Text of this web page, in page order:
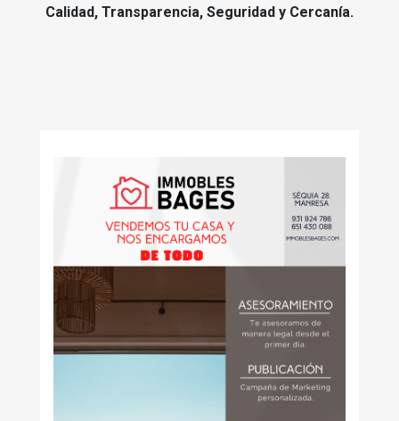
Calidad, Transparencia, Seguridad y Cercanía.